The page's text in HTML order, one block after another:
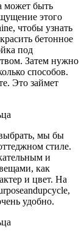
может быть
этого
чтобы узнать
бетонное
под
Затем нужно
способов.
Это займет
мы бы
стиле.
и
как
и цвет. На
удобно.